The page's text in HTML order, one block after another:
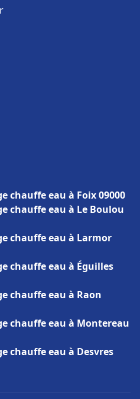
chauffe eau à Foix 09000
chauffe eau à Le Boulou
chauffe eau à Larmor
chauffe eau à Éguilles
chauffe eau à Raon
chauffe eau à Montereau
chauffe eau à Desvres